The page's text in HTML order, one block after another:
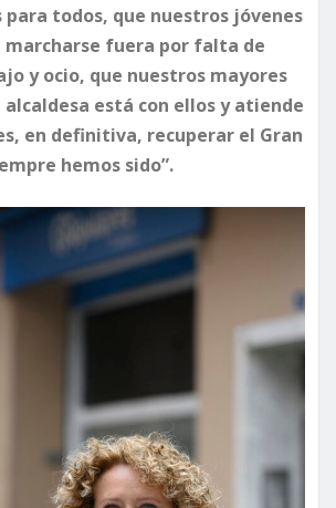
todos, que nuestros jóvenes
marcharse fuera por falta de
y ocio, que nuestros mayores
está con ellos y atiende
en definitiva, recuperar el Gran
hemos sido”.